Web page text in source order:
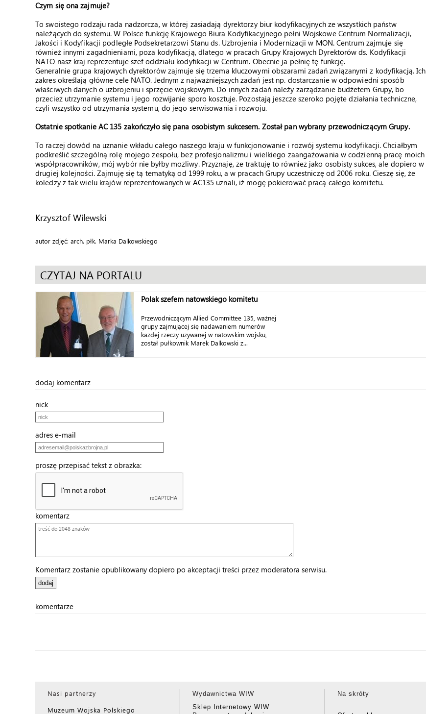
Czym się ona zajmuje?
To swoistego rodzaju rada nadzorcza, w której zasiadają dyrektorzy biur kodyfikacyjnych ze wszystkich państw
należących do systemu. W Polsce funkcję Krajowego Biura Kodyfikacyjnego pełni Wojskowe Centrum Normalizacji,
Jakości i Kodyfikacji podległe Podsekretarzowi Stanu ds. Uzbrojenia i Modernizacji w MON. Centrum zajmuje się
również innymi zagadnieniami, poza kodyfikacją, dlatego w pracach Grupy Krajowych Dyrektorów ds. Kodyfikacji
NATO nasz kraj reprezentuje szef oddziału kodyfikacji w Centrum. Obecnie ja pełnię tę funkcję.
Generalnie grupa krajowych dyrektorów zajmuje się trzema kluczowymi obszarami zadań związanymi z kodyfikacją. Ich
zakres określają główne cele NATO. Jednym z najważniejszych zadań jest np. dostarczanie w odpowiedni sposób
właściwych danych o uzbrojeniu i sprzęcie wojskowym. Do innych zadań należy zarządzanie budżetem Grupy, bo
przecież utrzymanie systemu i jego rozwijanie sporo kosztuje. Pozostają jeszcze szeroko pojęte działania techniczne,
czyli wszystko od utrzymania systemu, do jego serwisowania i rozwoju.
Ostatnie spotkanie AC 135 zakończyło się pana osobistym sukcesem. Został pan wybrany przewodniczącym Grupy.
To raczej dowód na uznanie wkładu całego naszego kraju w funkcjonowanie i rozwój systemu kodyfikacji. Chciałbym
podkreślić szczególną rolę mojego zespołu, bez profesjonalizmu i wielkiego zaangażowania w codzienną pracę moich
współpracowników, mój wybór nie byłby możliwy. Przyznaję, że traktuję to również jako osobisty sukces, ale dopiero w
drugiej kolejności. Zajmuję się tą tematyką od 1999 roku, a w pracach Grupy uczestniczę od 2006 roku. Cieszę się, że
koledzy z tak wielu krajów reprezentowanych w AC135 uznali, iż mogę pokierować pracą całego komitetu.
Krzysztof Wilewski
autor zdjęć: arch. płk. Marka Dalkowskiego
CZYTAJ NA PORTALU
Polak szefem natowskiego komitetu
Przewodniczącym Allied Committee 135, ważnej
grupy zajmującej się nadawaniem numerów
każdej rzeczy używanej w natowskim wojsku,
został pułkownik Marek Dalkowski z...
dodaj komentarz
nick
adres e-mail
proszę przepisać tekst z obrazka:
komentarz
Komentarz zostanie opublikowany dopiero po akceptacji treści przez moderatora serwisu.
komentarze
Nasi partnerzy
Muzeum Wojska Polskiego
Wydawnictwa WIW
Sklep Internetowy WIW
Na skróty